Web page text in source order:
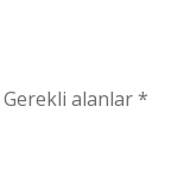
Gerekli alanlar*